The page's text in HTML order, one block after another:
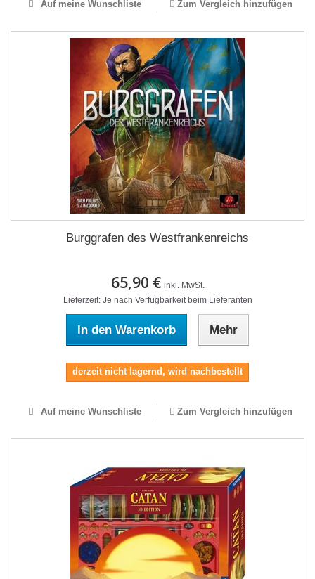
Auf meine Wunschliste Zum Vergleich hinzufügen
Burggrafen des Westfrankenreichs
65,90 € inkl. MwSt.
Lieferzeit: Je nach Verfügbarkeit beim Lieferanten
In den Warenkorb Mehr
derzeit nicht lagernd, wird nachbestellt
Auf meine Wunschliste Zum Vergleich hinzufügen